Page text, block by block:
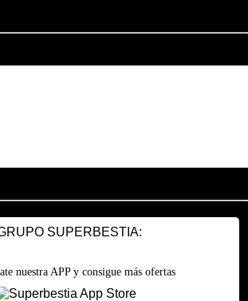
SUPERBESTIA:
nuestra APP y consigue más ofertas